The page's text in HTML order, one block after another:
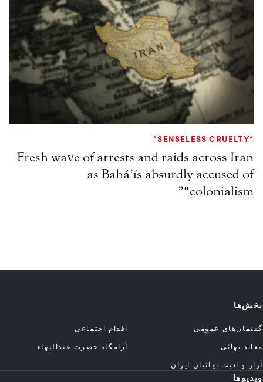
“SENSELESS CRUELTY”
Fresh wave of arrests and raids across Iran
as Bahá’ís absurdly accused of
“colonialism”
بخش‌ها
گفتمان‌های عمومی
اقدام اجتماعی
معابد بهائی
آرامگاه حضرت عبدالبهاء
آزار و اذیت بهائیان ایران
ویدیوها